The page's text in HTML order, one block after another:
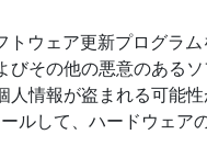
ウェア更新プログラム
その他の悪意のある
情報が盗まれる可能性
ルして、ハードウェア